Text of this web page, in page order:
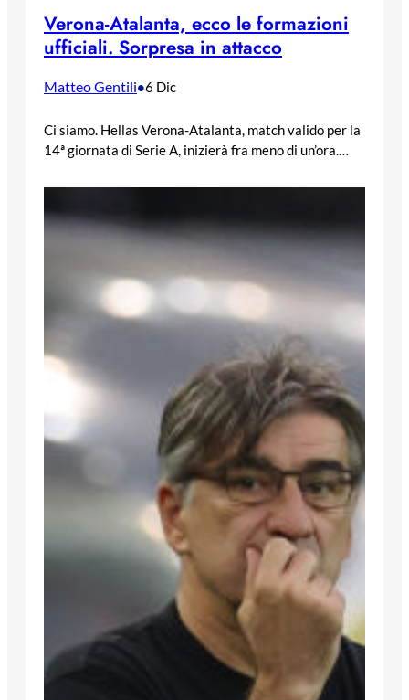
Verona-Atalanta, ecco le formazioni
ufficiali. Sorpresa in attacco
Matteo Gentili•6 Dic
Ci siamo. Hellas Verona-Atalanta, match valido per la
14ª giornata di Serie A, inizierà fra meno di un’ora.…